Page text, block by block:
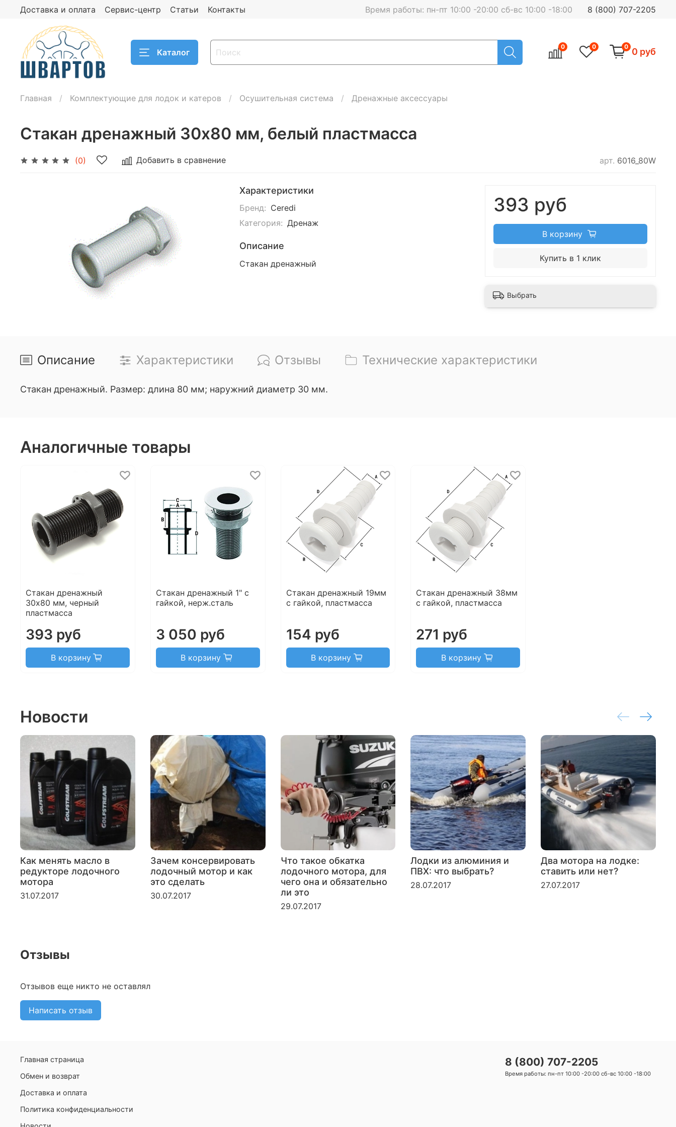
Доставка и оплата Сервис-центр Статьи Контакты Время работы: пн-пт 10:00 -20:00 сб-вс 10:00 -18:00 8 (800) 707-2205
Каталог
0 0 0 0 руб
Главная Комплектующие для лодок и катеров Осушительная система Дренажные аксессуары
Стакан дренажный 30х80 мм, белый пластмасса
(0) Добавить в сравнение арт. 6016_80W
Характеристики
Бренд: Ceredi
Категория: Дренаж
Описание
Стакан дренажный
393 руб
В корзину
Купить в 1 клик
Выбрать
Описание Характеристики Отзывы Технические характеристики
Стакан дренажный. Размер: длина 80 мм; наружний диаметр 30 мм.
Аналогичные товары
Стакан дренажный
30х80 мм, черный
пластмасса
393 руб
В корзину
Стакан дренажный 1" с
гайкой, нерж.сталь
3 050 руб
В корзину
Стакан дренажный 19мм
с гайкой, пластмасса
154 руб
В корзину
Стакан дренажный 38мм
с гайкой, пластмасса
271 руб
В корзину
Новости
Как менять масло в
редукторе лодочного
мотора
31.07.2017
Зачем консервировать
лодочный мотор и как
это сделать
30.07.2017
Что такое обкатка
лодочного мотора, для
чего она и обязательно
ли это
29.07.2017
Лодки из алюминия и
ПВХ: что выбрать?
28.07.2017
Два мотора на лодке:
ставить или нет?
27.07.2017
Отзывы
Отзывов еще никто не оставлял
Написать отзыв
Главная страница
Обмен и возврат
Доставка и оплата
Политика конфиденциальности
8 (800) 707-2205
Время работы: пн-пт 10:00 -20:00 сб-вс 10:00 -18:00